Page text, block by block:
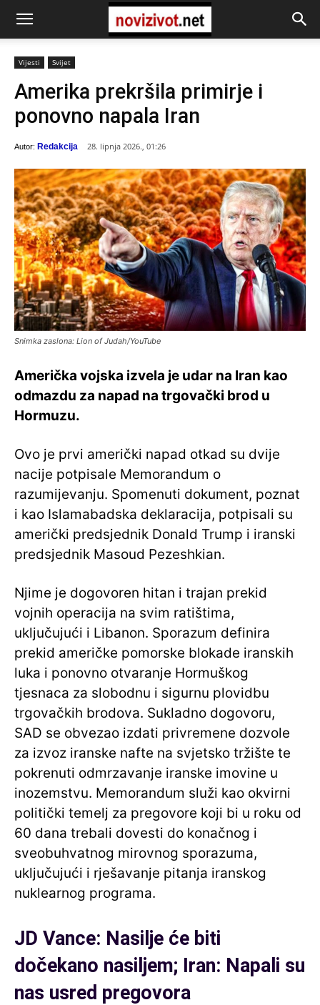
Vijesti Svijet
Amerika prekršila primirje i
ponovno napala Iran
Autor: Redakcija 28. lipnja 2026., 01:26
Snimka zaslona: Lion of Judah/YouTube
Američka vojska izvela je udar na Iran kao
odmazdu za napad na trgovački brod u
Hormuzu.
Ovo je prvi američki napad otkad su dvije
nacije potpisale Memorandum o
razumijevanju. Spomenuti dokument, poznat
i kao Islamabadska deklaracija, potpisali su
američki predsjednik Donald Trump i iranski
predsjednik Masoud Pezeshkian.
Njime je dogovoren hitan i trajan prekid
vojnih operacija na svim ratištima,
uključujući i Libanon. Sporazum definira
prekid američke pomorske blokade iranskih
luka i ponovno otvaranje Hormuškog
tjesnaca za slobodnu i sigurnu plovidbu
trgovačkih brodova. Sukladno dogovoru,
SAD se obvezao izdati privremene dozvole
za izvoz iranske nafte na svjetsko tržište te
pokrenuti odmrzavanje iranske imovine u
inozemstvu. Memorandum služi kao okvirni
politički temelj za pregovore koji bi u roku od
60 dana trebali dovesti do konačnog i
sveobuhvatnog mirovnog sporazuma,
uključujući i rješavanje pitanja iranskog
nuklearnog programa.
JD Vance: Nasilje će biti
dočekano nasiljem; Iran: Napali su
nas usred pregovora